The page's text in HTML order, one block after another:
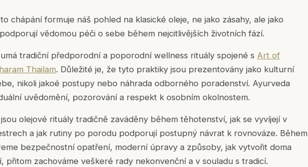
chápání formuje náš pohled na klasické oleje, ne jako zásahy, ale jako
vědomou péči o sebe během nejcitlivějších životních fází.
tradiční předporodní a poporodní wellness rituály spojené s Art of
Thailam. Důležité je, že tyto praktiky jsou prezentovány jako kulturní
nikoli jakoé postupy nebo náhrada odborného poradenství. Ayurveda
uvědomění, pozorování a respekt k osobním okolnostem.
olejové rituály tradičně zaváděny během těhotenství, jak se vyvíjejí v
a jak rutiny po porodu podporují postupný návrat k rovnováze. Během
bezpečnostní opatření, moderní úpravy a způsoby, jak vytvořit doma
přitom zachováme veškeré rady nekonvenční a v souladu s tradicí.